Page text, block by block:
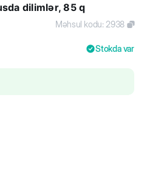
dilimlər, 85 q
Məhsul kodu: 2938
Stokda var